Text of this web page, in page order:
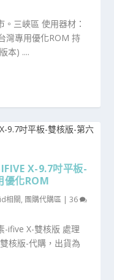
三峽區 使用器材：
灣專用優化ROM 持
本) ....
X-9.7吋平板-
優化ROM
相關, 團購代購區 |36
-ifive X-雙核版 處理
核版-代購，出貨為